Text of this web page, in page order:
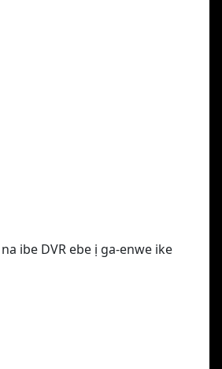
ibe DVR ebe ị ga-enwe ike